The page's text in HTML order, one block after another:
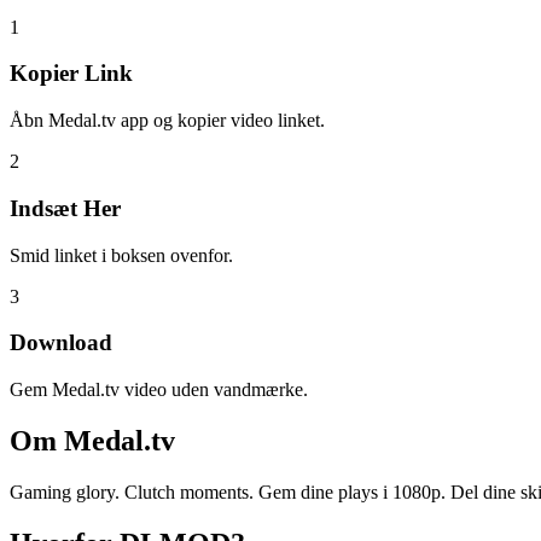
1
Kopier Link
Åbn Medal.tv app og kopier video linket.
2
Indsæt Her
Smid linket i boksen ovenfor.
3
Download
Gem Medal.tv video uden vandmærke.
Om Medal.tv
Gaming glory. Clutch moments. Gem dine plays i 1080p. Del dine